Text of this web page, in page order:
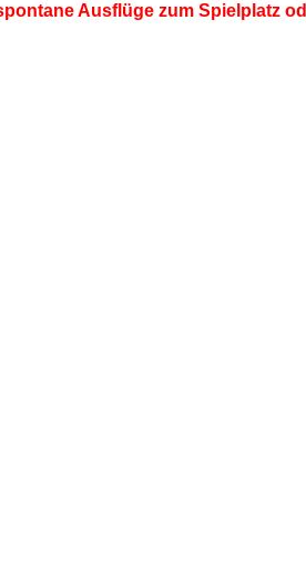
Ausflüge zum Spielplatz